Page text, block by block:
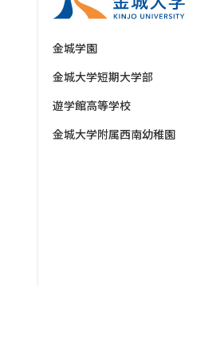
金城学園
金城大学短期大学部
遊学館高等学校
金城大学附属西南幼稚園